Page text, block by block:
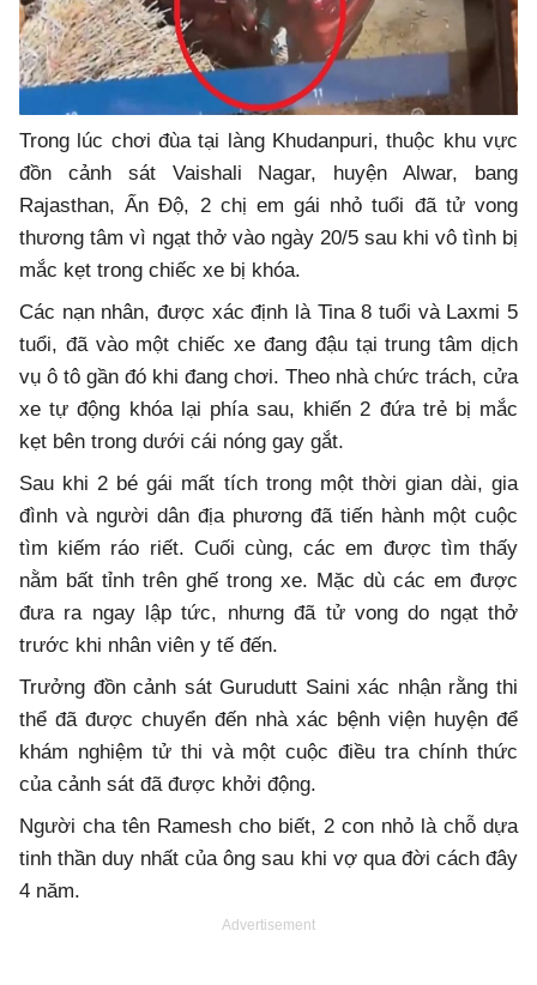
Trong lúc chơi đùa tại làng Khudanpuri, thuộc khu vực
đồn cảnh sát Vaishali Nagar, huyện Alwar, bang
Rajasthan, Ấn Độ, 2 chị em gái nhỏ tuổi đã tử vong
thương tâm vì ngạt thở vào ngày 20/5 sau khi vô tình bị
mắc kẹt trong chiếc xe bị khóa.
Các nạn nhân, được xác định là Tina 8 tuổi và Laxmi 5
tuổi, đã vào một chiếc xe đang đậu tại trung tâm dịch
vụ ô tô gần đó khi đang chơi. Theo nhà chức trách, cửa
xe tự động khóa lại phía sau, khiến 2 đứa trẻ bị mắc
kẹt bên trong dưới cái nóng gay gắt.
Sau khi 2 bé gái mất tích trong một thời gian dài, gia
đình và người dân địa phương đã tiến hành một cuộc
tìm kiếm ráo riết. Cuối cùng, các em được tìm thấy
nằm bất tỉnh trên ghế trong xe. Mặc dù các em được
đưa ra ngay lập tức, nhưng đã tử vong do ngạt thở
trước khi nhân viên y tế đến.
Trưởng đồn cảnh sát Gurudutt Saini xác nhận rằng thi
thể đã được chuyển đến nhà xác bệnh viện huyện để
khám nghiệm tử thi và một cuộc điều tra chính thức
của cảnh sát đã được khởi động.
Người cha tên Ramesh cho biết, 2 con nhỏ là chỗ dựa
tinh thần duy nhất của ông sau khi vợ qua đời cách đây
4 năm.
Advertisement